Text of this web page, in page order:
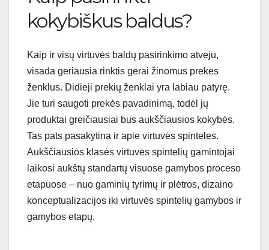
kokybiškus baldus?
Kaip ir visų virtuvės baldų pasirinkimo atveju,
visada geriausia rinktis gerai žinomus prekės
ženklus. Didieji prekių ženklai yra labiau patyrę.
Jie turi saugoti prekės pavadinimą, todėl jų
produktai greičiausiai bus aukščiausios kokybės.
Tas pats pasakytina ir apie virtuvės spinteles.
Aukščiausios klasės virtuvės spintelių gamintojai
laikosi aukštų standartų visuose gamybos proceso
etapuose – nuo ​​gaminių tyrimų ir plėtros, dizaino
konceptualizacijos iki virtuvės spintelių gamybos ir
gamybos etapų.